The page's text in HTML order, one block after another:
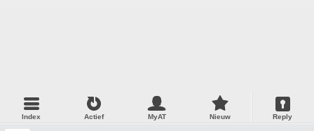
Index Actief MyAT Nieuw Reply